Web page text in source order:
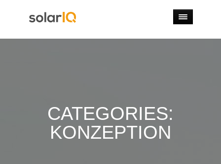
CATEGORIES:
KONZEPTION